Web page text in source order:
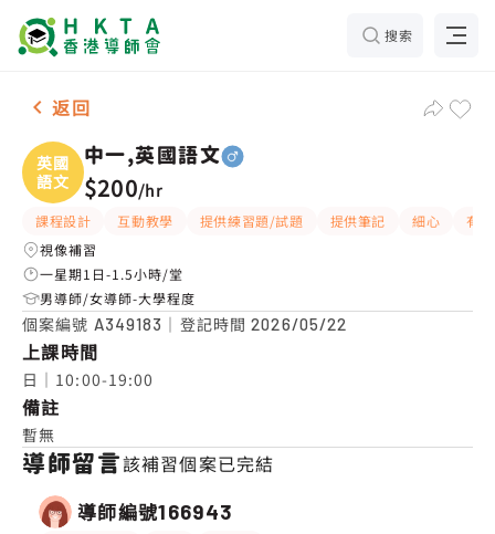
搜索
男-1名 中一,英國語文，屯門 補習推介
返回
英國
語文
中一,英國語文
$200/hr
課程設計 互動教學 提供練習題/試題 提供筆記 細心
有
視像補習
一星期1日-1.5小時/堂
男導師/女導師-大學程度
個案編號 A349183 ｜登記時間2026/05/22
上課時間
日｜10:00-19:00
備註
暫無
導師留言該補習個案已完結
導師編號166943